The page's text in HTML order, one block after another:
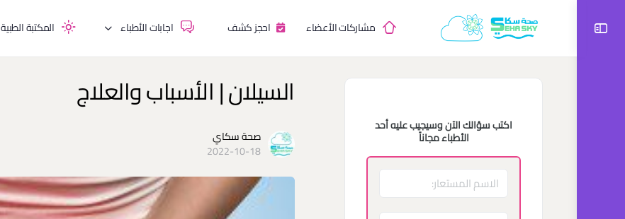
مشاركات الأعضاء احجز كشف اجابات الأطباء المكتبة الطبية
السيلان | الأسباب والعلاج
صحة سكاي
2022-10-18
اكتب سؤالك الآن وسيجيب عليه أحد
الأطباء مجاناً